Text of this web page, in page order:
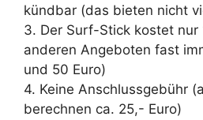
kündbar (das bieten nicht
3. Der Surf-Stick kostet nur
anderen Angeboten fast
und 50 Euro)
4. Keine Anschlussgebühr
berechnen ca. 25,- Euro)